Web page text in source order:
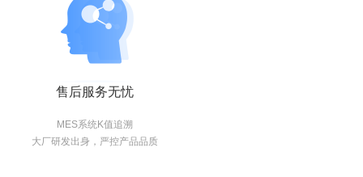
售后服务无忧
MES系统K值追溯
大厂研发出身，严控产品品质